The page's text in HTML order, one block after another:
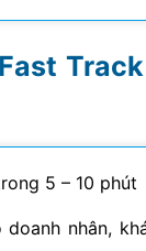
5 – 10 phút
nhân,